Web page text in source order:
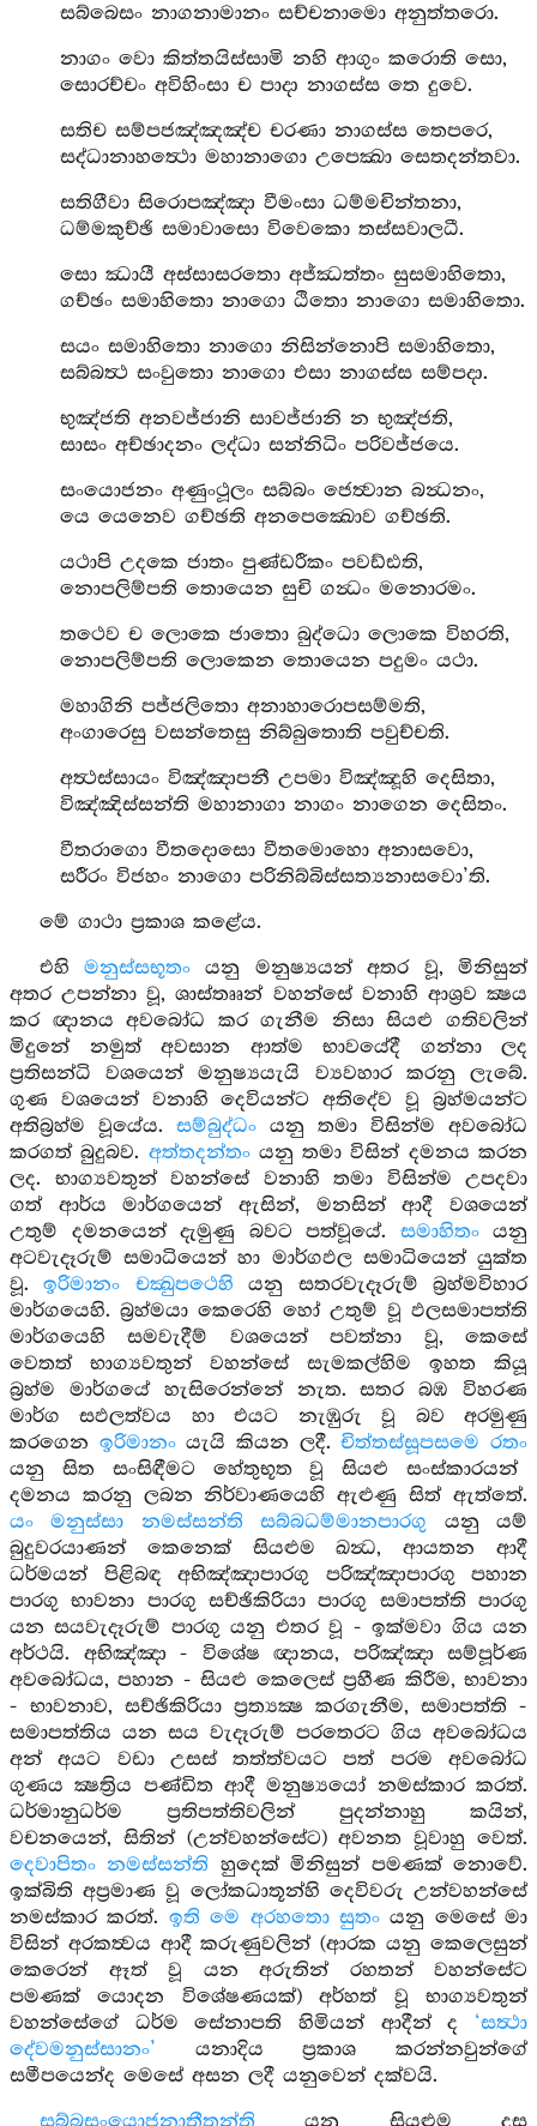
සබ්බෙසං නාගනාමානං සච්චනාමො අනුත්තරො.
නාගං වො කිත්තයිස්සාමි නහි ආගුං කරොති සො,
සොරච්චං අවිහිංසා ච පාදා නාගස්ස තෙ දුවෙ.
සතිච සම්පජඤ්ඤඤ්ච චරණා නාගස්ස තෙපරෙ,
සද්ධානාහත්‍ථො මහානාගො උපෙක්‍ඛා සෙතදන්තවා.
සතිගීවා සිරොපඤ්ඤා වීමංසා ධම්මචින්තනා,
ධම්මකුච්ඡි සමාවාසො විවෙකො තස්සවාලධී.
සො ඣායී අස්සාසරතො අජ්ඣත්තං සුසමාහිතො,
ගච්ඡං සමාහිතො නාගො ඨිතො නාගො සමාහිතො.
සයං සමාහිතො නාගො නිසින්නොපි සමාහිතො,
සබ්බත්‍ථ සංවුතො නාගො එසා නාගස්ස සම්පදා.
භුඤ්ජති අනවජ්ජානි සාවජ්ජානි න භුඤ්ජති,
සාසං අච්ඡාදනං ලද්ධා සන්නිධිං පරිවජ්ජයෙ.
සංයොජනං අණුංථූලං සබ්බං ජෙත්‍වාන බන්‍ධනං,
යෙ යෙනෙව ගච්ඡති අනපෙක්‍ඛොව ගච්ඡති.
යථාපි උදකෙ ජාතං පුණ්ඩරීකං පවඩ්ඪති,
නොපලිම්පති තොයෙන සුචි ගන්‍ධං මනොරමං.
තථෙව ච ලොකෙ ජාතො බුද්ධො ලොකෙ විහරති,
නොපලිම්පති ලොකෙන තොයෙන පදුමං යථා.
මහාගිනි පජ්ජලිතො අනාහාරොපසම්මති,
අංගාරෙසු වසන්තෙසු නිබ්බුතොති පවුච්චති.
අත්‍ථස්සායං විඤ්ඤාපනී උපමා විඤ්ඤූහි දෙසිතා,
විඤ්ඤිස්සන්ති මහානාගා නාගං නාගෙන දෙසිතං.
වීතරාගො වීතදොසො වීතමොහො අනාසවො,
සරීරං විජහං නාගො පරිනිබ්බිස්සත්‍යනාසවො’ති.
මේ ගාථා ප්‍රකාශ කළේය.
එහිමනුස්සභූතං යනු මනුෂ්‍යයන් අතර වූ, මිනිසුන්
අතර උපන්නා වූ, ශාස්තෲන් වහන්සේ වනාහි ආශ්‍රව ක්‍ෂය
කර ඥානය අවබෝධ කර ගැනීම නිසා සියළු ගතිවලින්
මිදුනේ නමුත් අවසාන ආත්ම භාවයේදී ගන්නා ලද
ප්‍රතිසන්ධි වශයෙන් මනුෂ්‍යයැයි ව්‍යවහාර කරනු ලැබේ.
ගුණ වශයෙන් වනාහි දෙවියන්ට අතිදේව වූ බ්‍රහ්මයන්ට
අතිබ්‍රහ්ම වූයේය. සම්බුද්ධං යනු තමා විසින්ම අවබෝධ
කරගත් බුදුබව. අත්තදන්තංයනු තමා විසින් දමනය කරන
ලද. භාග්‍යවතුන් වහන්සේ වනාහි තමා විසින්ම උපදවා
ගත් ආර්ය මාර්ගයෙන් ඇසින්, මනසින් ආදී වශයෙන්
උතුම් දමනයෙන් දැමුණු බවට පත්වූයේ. සමාහිතංයනු
අටවැදෑරුම් සමාධියෙන් හා මාර්ගඵල සමාධියෙන් යුක්ත
වූ.ඉරිමානං චක්‍ඛුපථෙහි යනු සතරවැදෑරුම් බ්‍රහ්මවිහාර
මාර්ගයෙහි. බ්‍රහ්මයා කෙරෙහි හෝ උතුම් වූ ඵලසමාපත්ති
මාර්ගයෙහි සමවැදීම් වශයෙන් පවත්නා වූ, කෙසේ
වෙතත් භාග්‍යවතුන් වහන්සේ සැමකල්හිම ඉහත කියූ
බ්‍රහ්ම මාර්ගයේ හැසිරෙන්නේ නැත. සතර බඹ විහරණ
මාර්ග සඵලත්වය හා එයට නැඹුරු වූ බව අරමුණු
කරගෙන ඉරිමානංයැයි කියන ලදී.චිත්තස්සූපසමෙ රතං
යනු සිත සංසිඳීමට හේතුභූත වූ සියළු සංස්කාරයන්
දමනය කරනු ලබන නිර්වාණයෙහි ඇළුණු සිත් ඇත්තේ.
යං මනුස්සා නමස්සන්ති සබ්බධම්මානපාරගු යනු යම්
බුදුවරයාණන් කෙනෙක් සියළුම ඛන්‍ධ, ආයතන ආදී
ධර්මයන් පිළිබඳ අභිඤ්ඤාපාරගු පරිඤ්ඤාපාරගු පහාන
පාරගු භාවනා පාරගු සච්ඡිකිරියා පාරගු සමාපත්ති පාරගු
යන සයවැදෑරුම් පාරගු යනු එතර වූ - ඉක්මවා ගිය යන
අර්ථයි. අභිඤ්ඤා - විශේෂ ඥානය, පරිඤ්ඤා සම්පූර්ණ
අවබෝධය, පහාන - සියළු කෙලෙස් ප්‍රහීණ කිරීම, භාවනා
- භාවනාව, සච්ඡිකිරියා ප්‍රත්‍යක්‍ෂ කරගැනීම, සමාපත්ති -
සමාපත්තිය යන සය වැදෑරුම් පරතෙරට ගිය අවබෝධය
අන් අයට වඩා උසස් තත්ත්වයට පත් පරම අවබෝධ
ගුණය ක්‍ෂත්‍රිය පණ්ඩිත ආදී මනුෂ්‍යයෝ නමස්කාර කරත්.
ධර්මානුධර්ම ප්‍රතිපත්තිවලින් පුදන්නාහු කයින්,
වචනයෙන්, සිතින් (උන්වහන්සේට) අවනත වූවාහු වෙත්.
දෙවාපිතං නමස්සන්ති හුදෙක් මිනිසුන් පමණක් නොවේ.
ඉක්බිති අප්‍රමාණ වූ ලෝකධාතූන්හි දෙවිවරු උන්වහන්සේ
නමස්කාර කරත්. ඉති මෙ අරහතො සුතංයනු මෙසේ මා
විසින් අරකත්‍වය ආදී කරුණුවලින් (ආරක යනු කෙලෙසුන්
කෙරෙන් ඈත් වූ යන අරුතින් රහතන් වහන්සේට
පමණක් යොදන විශේෂණයක්) අර්හත් වූ භාග්‍යවතුන්
වහන්සේගේ ධර්ම සේනාපති හිමියන් ආදීන් ද ‘සත්‍ථා
දේවමනුස්සානං’ යනාදිය ප්‍රකාශ කරන්නවුන්ගේ
සමීපයෙන්ද මෙසේ අසන ලදී යනුවෙන් දක්වයි.